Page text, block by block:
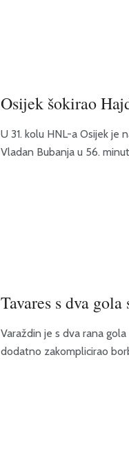
Osijek šokirao
U 31. kolu HNL-a Osijek je
Vladan Bubanja u 56.
Tavares s dva
Varaždin je s dva rana
dodatno zakomplicirao